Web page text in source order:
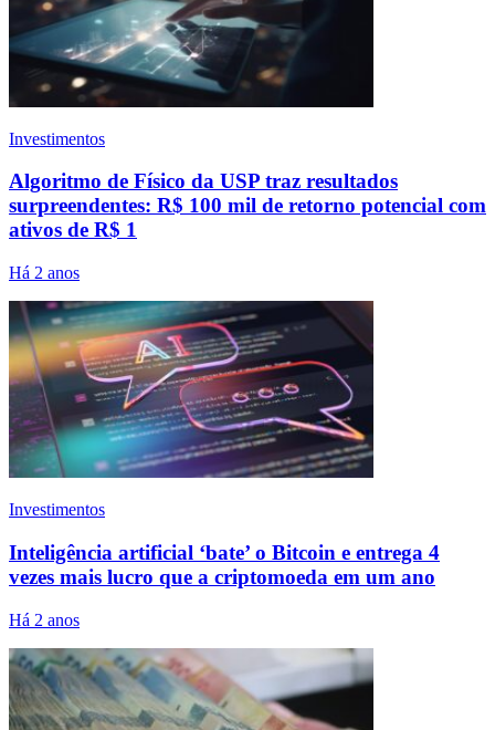
Investimentos
Algoritmo de Físico da USP traz resultados
surpreendentes: R$ 100 mil de retorno potencial com
ativos de R$ 1
Há 2 anos
Investimentos
Inteligência artificial ‘bate’ o Bitcoin e entrega 4
vezes mais lucro que a criptomoeda em um ano
Há 2 anos